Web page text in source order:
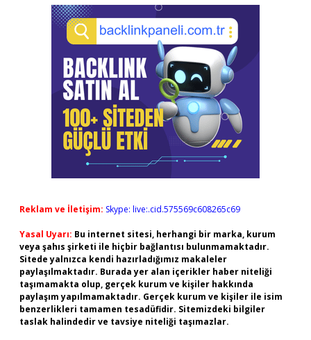
Reklam ve İletişim: Skype: live:.cid.575569c608265c69
Yasal Uyarı: Bu internet sitesi, herhangi bir marka, kurum
veya şahıs şirketi ile hiçbir bağlantısı bulunmamaktadır.
Sitede yalnızca kendi hazırladığımız makaleler
paylaşılmaktadır. Burada yer alan içerikler haber niteliği
taşımamakta olup, gerçek kurum ve kişiler hakkında
paylaşım yapılmamaktadır. Gerçek kurum ve kişiler ile isim
benzerlikleri tamamen tesadüfidir. Sitemizdeki bilgiler
taslak halindedir ve tavsiye niteliği taşımazlar.